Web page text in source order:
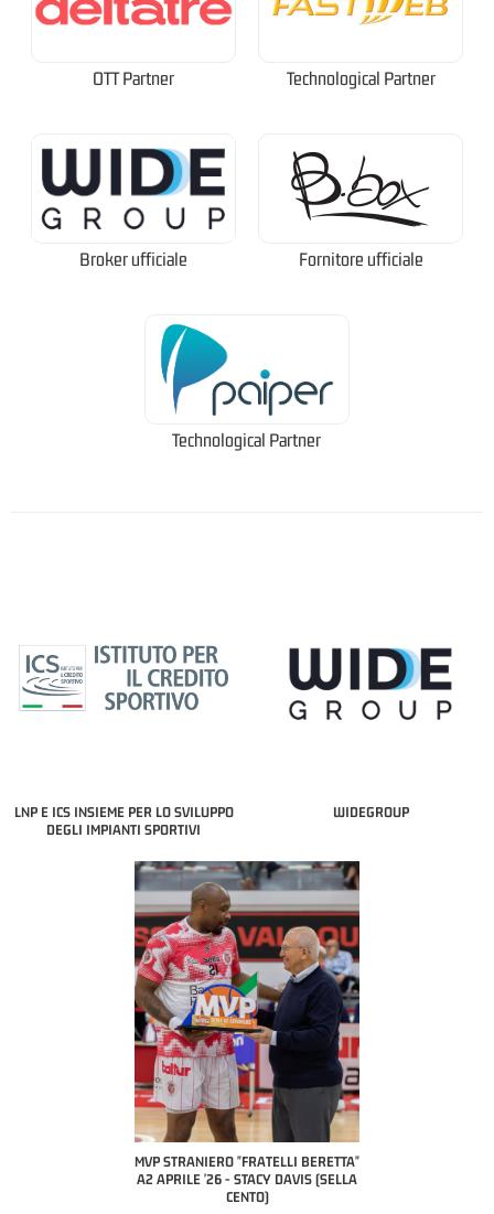
OTT Partner Technological Partner
Broker ufficiale Fornitore ufficiale
Technological Partner
LNP E ICS INSIEME PER LO SVILUPPO
DEGLI IMPIANTI SPORTIVI
WIDEGROUP
"FRATELLI BERETTA"
STACY DAVIS (SELLA
MVP "FRATELLI BERETTA" SAMUEL
DILAS B NAZIONALE APRILE '26 -
MARCO RESTELLI (TAV TREVIGLIO